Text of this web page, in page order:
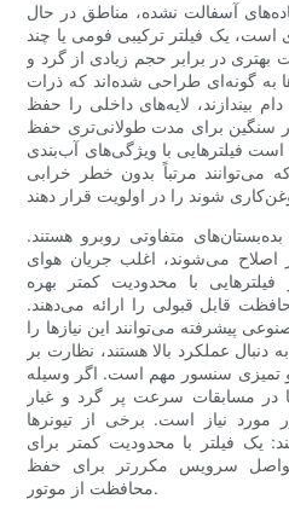
آسفالت نشده، مناطق در حال
یک فیلتر ترکیبی فومی یا چند
بهتری در برابر حجم زیادی از گرد و
به گونه‌ای طراحی شده‌اند که ذرات
بیندازند، لایه‌های داخلی را حفظ
سنگین برای مدت طولانی‌تری حفظ
است فیلترهایی با ویژگی‌های آب‌بندی
می‌توانند مرتباً بدون خطر خرابی
متفاوتی روبرو هستند.
اصلاح می‌شوند، اغلب جریان هوای
با محدودیت کمتر بهره
قابل قبولی را ارائه می‌دهند.
پیشرفته می‌توانند این نیازها را
دنبال عملکرد بالا هستند، نظارت بر
و تمیزی سنسور مهم است. اگر وسیله
در مسابقات سرعت پر گرد و غبار
مورد نیاز است. برخی از تیونرها
یک فیلتر با محدودیت کمتر برای
فواصل سرویس مکررتر برای حفظ
محافظت از موتور.